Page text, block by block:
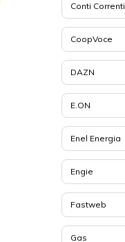
Conti Correnti
CoopVoce
DAZN
E.ON
Enel Energia
Engie
Fastweb
Gas